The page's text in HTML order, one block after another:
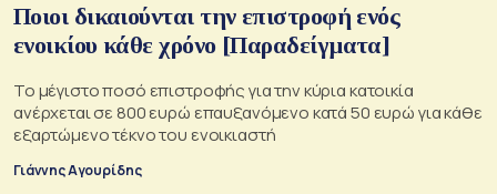
Ποιοι δικαιούνται την επιστροφή ενός
ενοικίου κάθε χρόνο [Παραδείγματα]
Το μέγιστο ποσό επιστροφής για την κύρια κατοικία
ανέρχεται σε 800 ευρώ επαυξανόμενο κατά 50 ευρώ για κάθε
εξαρτώμενο τέκνο του ενοικιαστή
Γιάννης Αγουρίδης